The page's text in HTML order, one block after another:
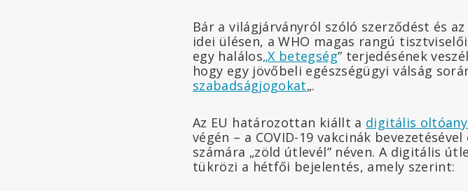
Bár a világjárványról szóló szerződést és
idei ülésen, a WHO magas rangú
egy halálos„X betegség” terjedésének
hogy egy jövőbeli egészségügyi válság
szabadságjogokat„.
Az EU határozottan kiállt a digitális
végén – a COVID-19 vakcinák
számára „zöld útlevél” néven. A digitális
tükrözi a hétfői bejelentés, amely szerint: